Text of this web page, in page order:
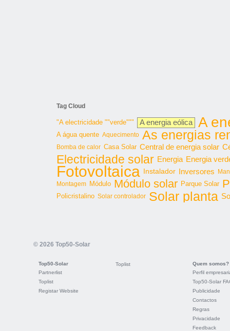
Tag Cloud
"A electricidade ""verde""" A energia eólica A
A água quente Aquecimento As energias
Bomba de calor Casa Solar Central de energia solar
Electricidade solar Energia Energia
Fotovoltaica Instalador Inversores
Montagem Módulo Módulo solar Parque Solar
Policristalino Solar controlador Solar planta
© 2026 Top50-Solar
Top50-Solar
Partnerlist
Toplist
Registar Website
Toplist
Quem somos?
Perfil
Top50-Solar
Publicidade
Contactos
Regras
Privacidade
Feedback